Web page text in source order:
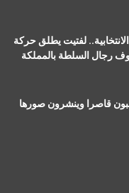
لفتيت يطلق حركة
رجال السلطة بالمملكة
قاصرا وينشرون صورها